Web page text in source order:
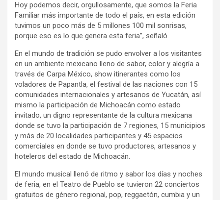
Hoy podemos decir, orgullosamente, que somos la Feria
Familiar más importante de todo el país, en esta edición
tuvimos un poco más de 5 millones 100 mil sonrisas,
porque eso es lo que genera esta feria”, señaló.
En el mundo de tradición se pudo envolver a los visitantes
en un ambiente mexicano lleno de sabor, color y alegría a
través de Carpa México, show itinerantes como los
voladores de Papantla, el festival de las naciones con 15
comunidades internacionales y artesanos de Yucatán, así
mismo la participación de Michoacán como estado
invitado, un digno representante de la cultura mexicana
donde se tuvo la participación de 7 regiones, 15 municipios
y más de 20 localidades participantes y 45 espacios
comerciales en donde se tuvo productores, artesanos y
hoteleros del estado de Michoacán.
El mundo musical llenó de ritmo y sabor los días y noches
de feria, en el Teatro de Pueblo se tuvieron 22 conciertos
gratuitos de género regional, pop, reggaetón, cumbia y un